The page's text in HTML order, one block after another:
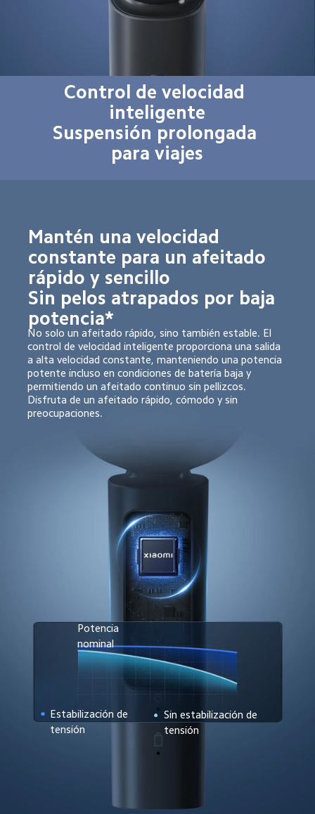
Control de velocidad
inteligente
Suspensión prolongada
para viajes
Mantén una velocidad
constante para un afeitado
rápido y sencillo
Sin pelos atrapados por baja
potencia*
No solo un afeitado rápido, sino también estable. El
control de velocidad inteligente proporciona una salida
a alta velocidad constante, manteniendo una potencia
potente incluso en condiciones de batería baja y
permitiendo un afeitado continuo sin pellizcos.
Disfruta de un afeitado rápido, cómodo y sin
preocupaciones.
Potencia
nominal
Estabilización de
tensión
Sin estabilización de
tensión